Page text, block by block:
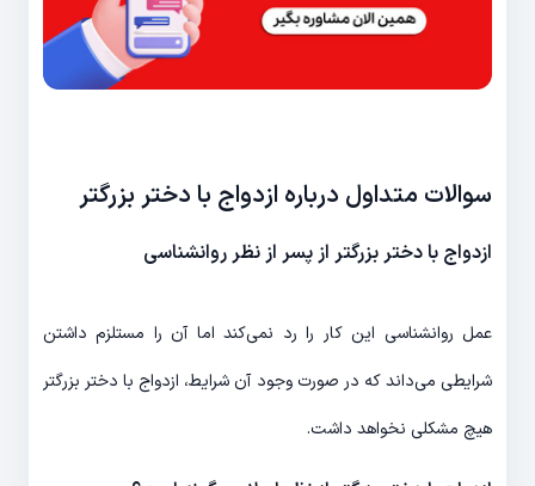
سوالات متداول درباره ازدواج با دختر بزرگتر
ازدواج با دختر بزرگتر از پسر از نظر روانشناسی
عمل روانشناسی این کار را رد نمی‌کند اما آن را مستلزم داشتن
شرایطی می‌داند که در صورت وجود آن شرایط، ازدواج با دختر بزرگتر
هیچ مشکلی نخواهد داشت.